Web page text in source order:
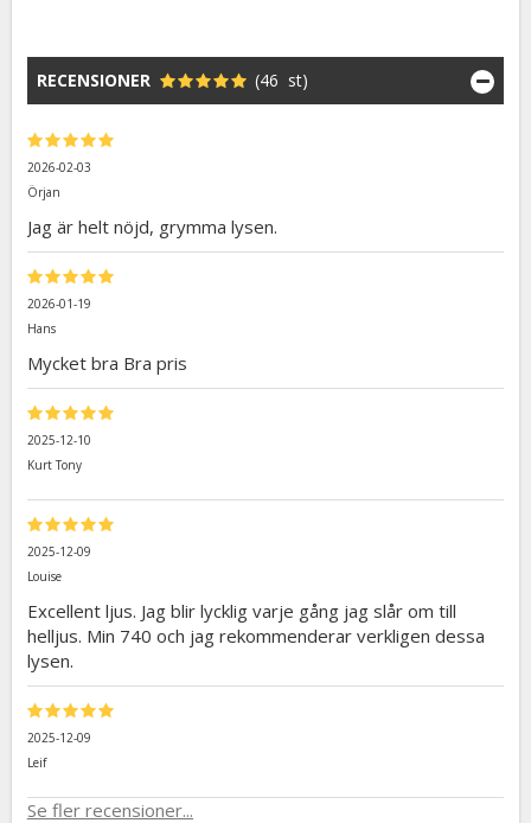
RECENSIONER (46 st)
2026-02-03
Örjan
Jag är helt nöjd, grymma lysen.
2026-01-19
Hans
Mycket bra Bra pris
2025-12-10
Kurt Tony
2025-12-09
Louise
Excellent ljus. Jag blir lycklig varje gång jag slår om till
helljus. Min 740 och jag rekommenderar verkligen dessa
lysen.
2025-12-09
Leif
Se fler recensioner...